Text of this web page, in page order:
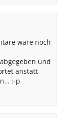
wäre noch
und
anstatt
:-p